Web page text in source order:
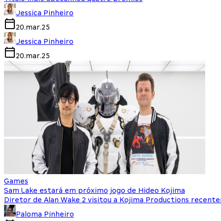
Jessica Pinheiro
20.mar.25
Jessica Pinheiro
20.mar.25
Games
Sam Lake estará em próximo jogo de Hideo Kojima
Diretor de Alan Wake 2 visitou a Kojima Productions
Paloma Pinheiro